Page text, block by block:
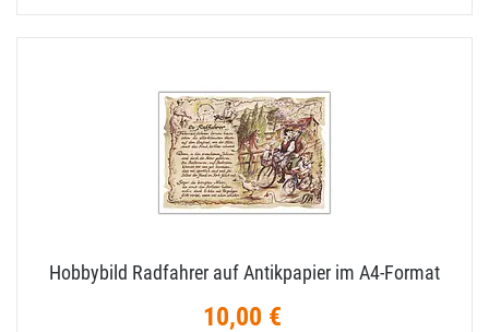
Hobbybild Radfahrer auf Antikpapier im A4-​Format
10,00 €